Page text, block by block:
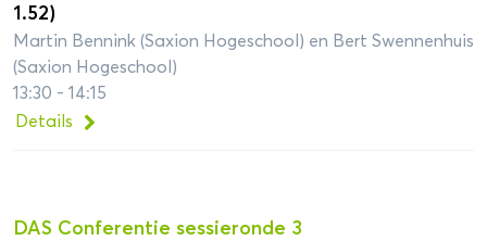
1.52)
Martin Bennink (Saxion Hogeschool) en Bert Swennenhuis
(Saxion Hogeschool)
13:30 - 14:15
Details
DAS Conferentie sessieronde 3